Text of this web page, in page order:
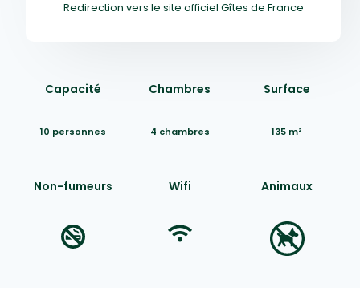
Redirection vers le site officiel Gîtes de France
Capacité
10 personnes
Chambres
4 chambres
Surface
135 m²
Non-fumeurs Wifi Animaux